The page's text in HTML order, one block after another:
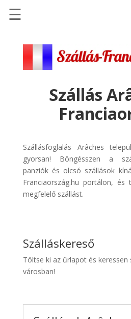
Szállások
Repülőjegy
pénzvisszatérítéssel
Discover
Cars
Transzfer
☰
Szállás
Szállásfoglalás Arâches
gyorsan! Böngésszen a
panziók és olcsó szállások
Franciaország.hu portálon,
megfelelő szállást.
Szálláskereső
Töltse ki az űrlapot és keressen
városban!